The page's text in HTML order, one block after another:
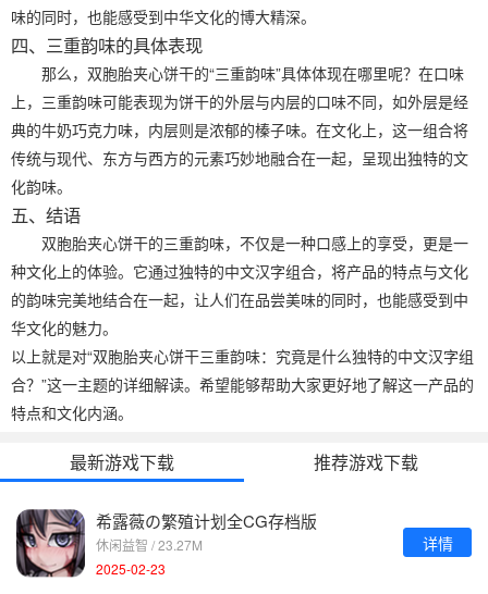
味的同时，也能感受到中华文化的博大精深。
四、三重韵味的具体表现
那么，双胞胎夹心饼干的“三重韵味”具体体现在哪里呢？在口味
上，三重韵味可能表现为饼干的外层与内层的口味不同，如外层是经
典的牛奶巧克力味，内层则是浓郁的榛子味。在文化上，这一组合将
传统与现代、东方与西方的元素巧妙地融合在一起，呈现出独特的文
化韵味。
五、结语
双胞胎夹心饼干的三重韵味，不仅是一种口感上的享受，更是一
种文化上的体验。它通过独特的中文汉字组合，将产品的特点与文化
的韵味完美地结合在一起，让人们在品尝美味的同时，也能感受到中
华文化的魅力。
以上就是对“双胞胎夹心饼干三重韵味：究竟是什么独特的中文汉字组
合？”这一主题的详细解读。希望能够帮助大家更好地了解这一产品的
特点和文化内涵。
最新游戏下载 推荐游戏下载
希露薇の繁殖计划全CG存档版
休闲益智 / 23.27M
2025-02-23
详情